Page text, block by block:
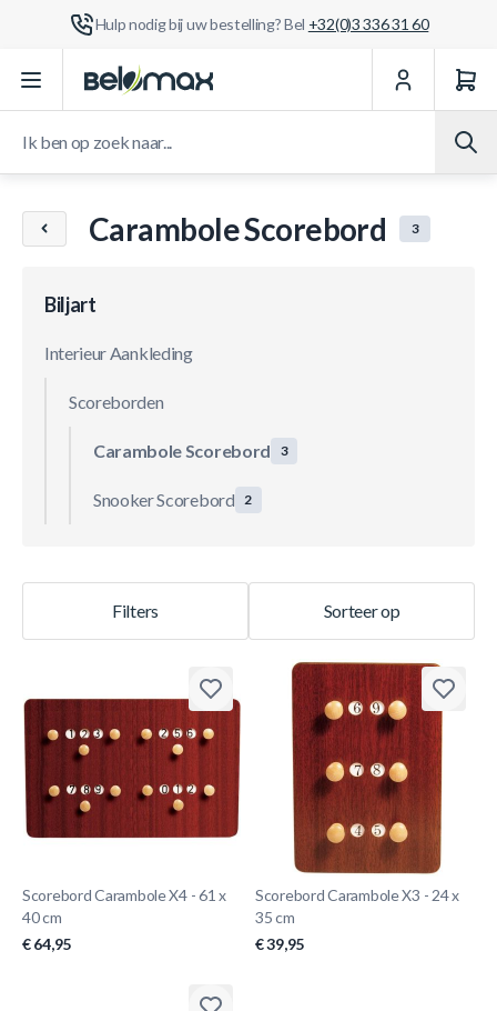
Hulp nodig bij uw bestelling? Bel +32(0)3 336 31 60
Ga naar de inhoud
Carambole Scorebord 3
Biljart
Interieur Aankleding
Scoreborden
Carambole Scorebord 3
Snooker Scorebord 2
Sorteer op
Filters
Scorebord Carambole X4 - 61 x
40 cm
€ 64,95
Scorebord Carambole X3 - 24 x
35 cm
€ 39,95